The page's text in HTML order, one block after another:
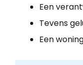
Een
Tevens
Een